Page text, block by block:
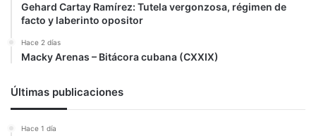
Gehard Cartay Ramírez: Tutela vergonzosa, régimen de
facto y laberinto opositor
Hace 2 días
Macky Arenas – Bitácora cubana (CXXIX)
Últimas publicaciones
Hace 1 día